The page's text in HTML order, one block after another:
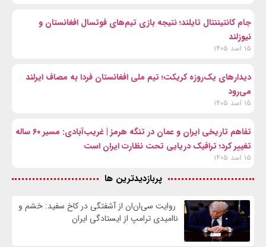
جام کانتیننتال تایلند؛ نتیجه بازی تیم‌های فوتسال افغانستان و
نیوزلند
۱۵ اسد ۱۴۰۵
دیدارهای یک‌روزه کریکت؛ تیم ملی افغانستان فردا به مصاف ایرلند
می‌رود
۱۵ اسد ۱۴۰۵
تفاهم تاریخی ایران و عمان در تنگه هرمز | غریب‌آبادی: مسیر ۶۰ ساله
تغییر کرد؛ ترافیک دریایی تحت نظارت ایران است
۱۵ اسد ۱۴۰۵
پربازدیدترین ها
روایت سی‌ان‌ان از آشفتگی در کاخ سفید: خشم و
ناامیدی ترامپ از ایستادگی ایران